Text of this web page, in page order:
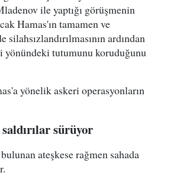
ile yaptığı görüşmenin
Hamas'ın tamamen ve
ardından
yönündeki tutumunu koruduğunu
yönelik askeri operasyonların
sürüyor
ateşkese rağmen sahada